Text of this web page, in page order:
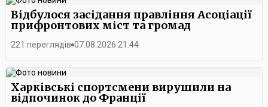
Відбулося засідання правління Асоціації
прифронтових міст та громад
221 переглядів 07.08.2026 21:44
Харківські спортсмени вирушили на
відпочинок до Франції